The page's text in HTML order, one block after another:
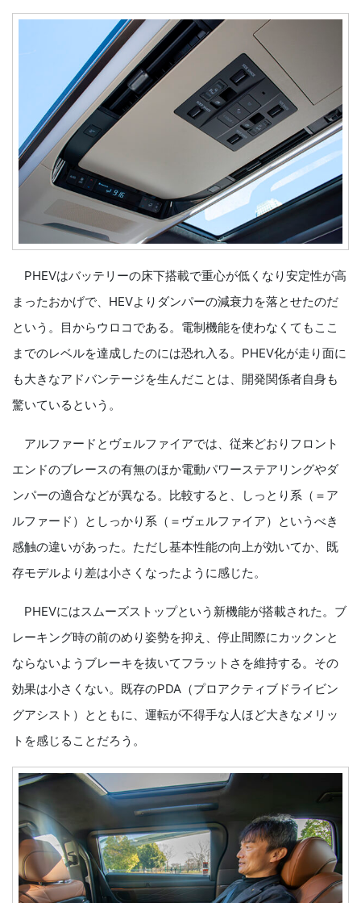
PHEVはバッテリーの床下搭載で重心が低くなり安定性が高
まったおかげで、HEVよりダンパーの減衰力を落とせたのだ
という。目からウロコである。電制機能を使わなくてもここ
までのレベルを達成したのには恐れ入る。PHEV化が走り面に
も大きなアドバンテージを生んだことは、開発関係者自身も
驚いているという。
アルファードとヴェルファイアでは、従来どおりフロント
エンドのブレースの有無のほか電動パワーステアリングやダ
ンパーの適合などが異なる。比較すると、しっとり系（＝ア
ルファード）としっかり系（＝ヴェルファイア）というべき
感触の違いがあった。ただし基本性能の向上が効いてか、既
存モデルより差は小さくなったように感じた。
PHEVにはスムーズストップという新機能が搭載された。ブ
レーキング時の前のめり姿勢を抑え、停止間際にカックンと
ならないようブレーキを抜いてフラットさを維持する。その
効果は小さくない。既存のPDA（プロアクティブドライビン
グアシスト）とともに、運転が不得手な人ほど大きなメリッ
トを感じることだろう。